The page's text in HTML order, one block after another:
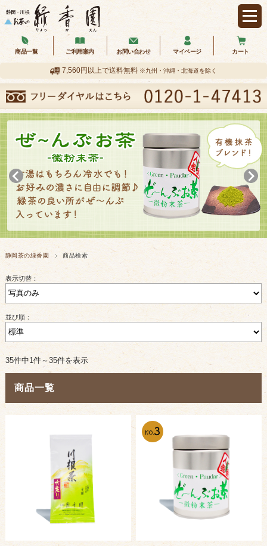
7,560円以上で送料無料 ※九州・沖縄・北海道を除く
商品一覧 ご利用案内 お問い合わせ マイページ カート
静岡茶の緑香園 商品検索
表示切替：
並び順：
35件中1件～35件を表示
商品一覧